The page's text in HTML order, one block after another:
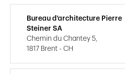
Bureau d'architecture Pierre
Steiner SA
Chemin du Chantey 5,
1817 Brent - CH